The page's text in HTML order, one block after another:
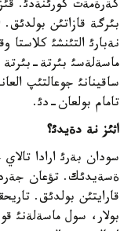
كةرةمةت كورئنةدئ.
بئرگة قازاتئن
نةبارئ التئنشئ كلاستا
ماسةلةسئ بئرتة-بئرتة
ساقينانئ جوعالتئپ
تامام بولعان-دئ.
اثئز نة دةيدئ؟
سودان بةرئ ارادا
ةسةيدئك. تؤعان
قارايتئن بولدئق.
بولار، سول ماسةلةنئ